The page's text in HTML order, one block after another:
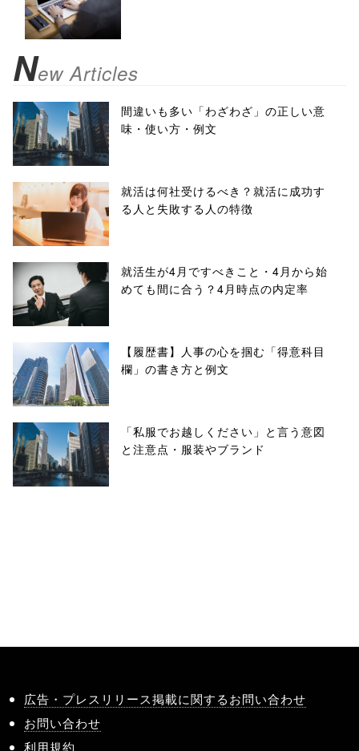
New Articles
間違いも多い「わざわざ」の正しい意
味・使い方・例文
就活は何社受けるべき？就活に成功す
る人と失敗する人の特徴
就活生が4月ですべきこと・4月から始
めても間に合う？4月時点の内定率
【履歴書】人事の心を掴む「得意科目
欄」の書き方と例文
「私服でお越しください」と言う意図
と注意点・服装やブランド
広告・プレスリリース掲載に関するお問い合わせ
お問い合わせ
利用規約